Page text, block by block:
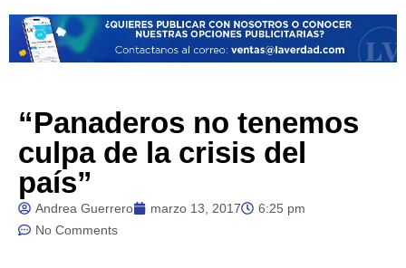
“Panaderos no tenemos
culpa de la crisis del
país”
Andrea Guerrero marzo 13, 2017
6:25 pm
No Comments